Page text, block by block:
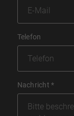
Telefon
Nachricht*